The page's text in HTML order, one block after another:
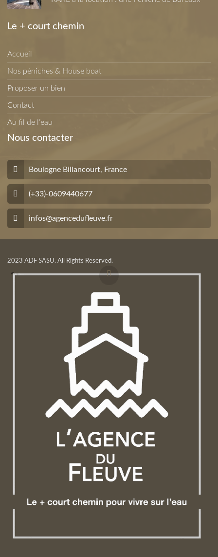
Le + court chemin
Accueil
Nos péniches & House boat
Proposer un bien
Contact
Au fil de l’eau
Nous contacter
Boulogne Billancourt, France
(+33)-0609440677
infos@agencedufleuve.fr
2023 ADF SASU. All Rights Reserved.